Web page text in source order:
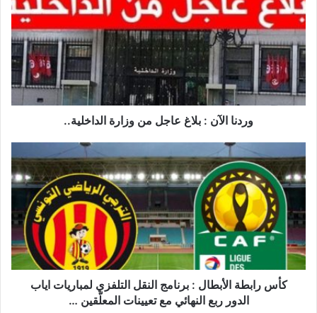
:
بلاغ
عاجل
من
وزارة
الداخلية..
وردنا الآن : بلاغ عاجل من وزارة الداخلية..
رابطة
الأبطال
برنامج
النقل
التلفزي
لمباريات
اياب
الدوركأس رابطة الأبطال : برنامج النقل التلفزي لمباريات اياب
الدور ربع النهائي مع تعيينات المعلّقين …